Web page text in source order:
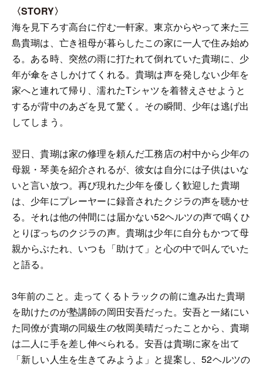
〈STORY〉
海を見下ろす高台に佇む一軒家。東京からやって来た三
島貴瑚は、亡き祖母が暮らしたこの家に一人で住み始め
る。ある時、突然の雨に打たれて倒れていた貴瑚に、少
年が傘をさしかけてくれる。貴瑚は声を発しない少年を
家へと連れて帰り、濡れたTシャツを着替えさせようと
するが背中のあざを見て驚く。その瞬間、少年は逃げ出
してしまう。
翌日、貴瑚は家の修理を頼んだ工務店の村中から少年の
母親・琴美を紹介されるが、彼女は自分には子供はいな
いと言い放つ。再び現れた少年を優しく歓迎した貴瑚
は、少年にプレーヤーに録音されたクジラの声を聴かせ
る。それは他の仲間には届かない52ヘルツの声で鳴くひ
とりぼっちのクジラの声。貴瑚は少年に自分もかつて母
親からぶたれ、いつも「助けて」と心の中で叫んでいた
と語る。
3年前のこと。走ってくるトラックの前に進み出た貴瑚
を助けたのが塾講師の岡田安吾だった。安吾と一緒にい
た同僚が貴瑚の同級生の牧岡美晴だったことから、貴瑚
は二人に手を差し伸べられる。安吾は貴瑚に家を出て
「新しい人生を生きてみようよ」と提案し、52ヘルツの